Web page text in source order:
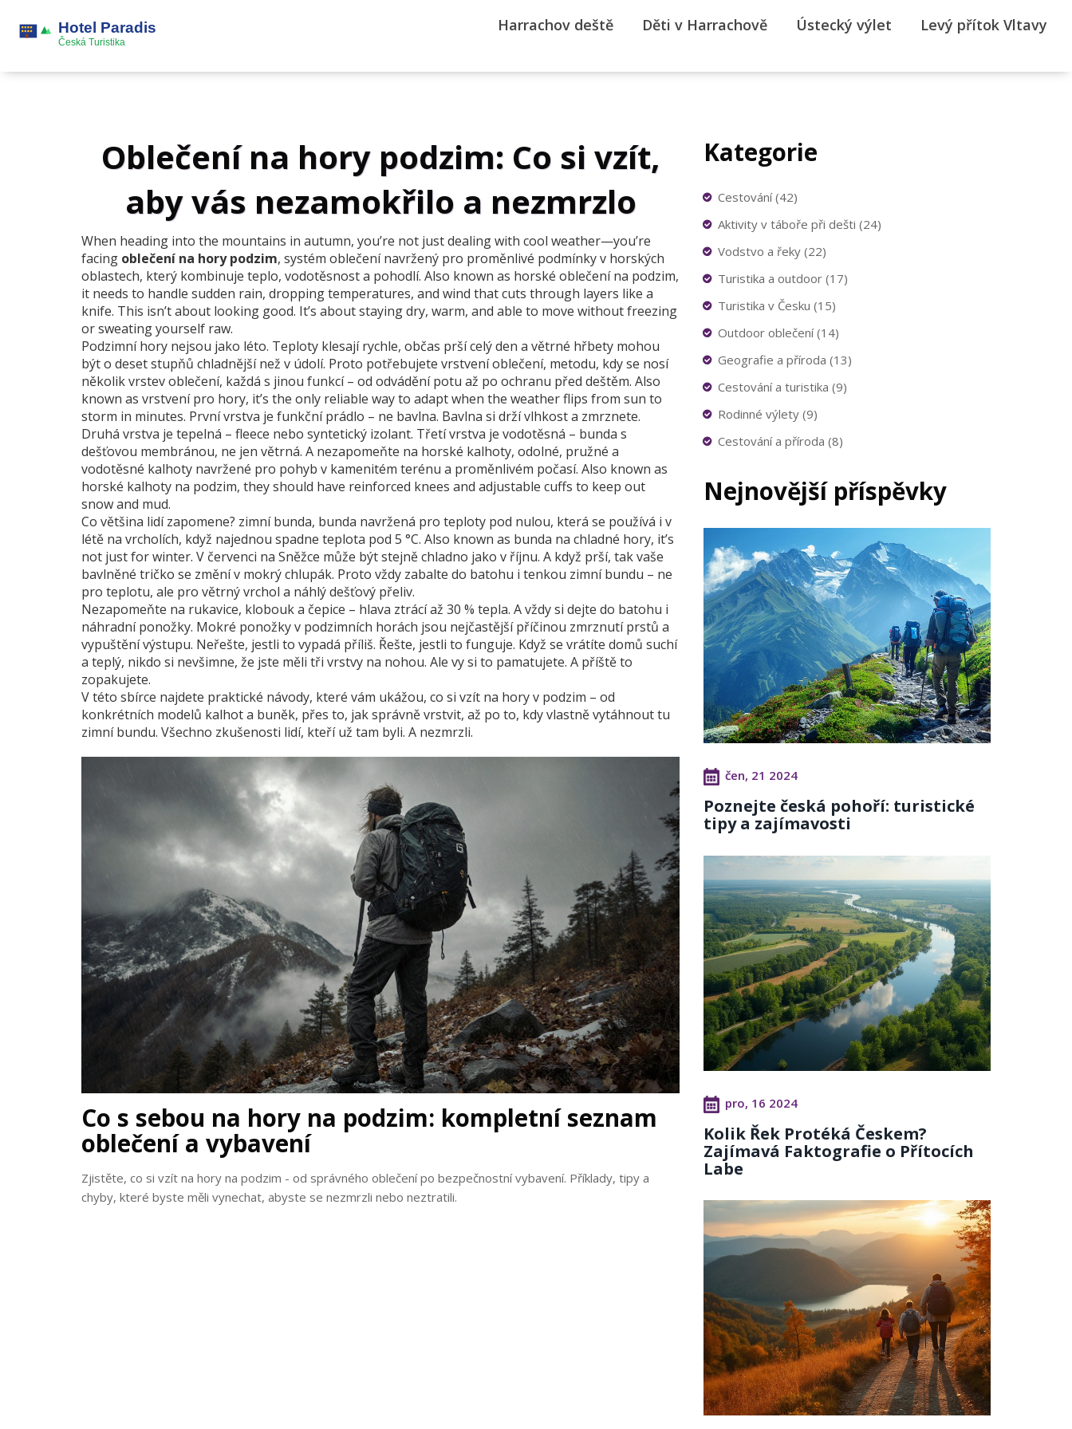
Harrachov deště Děti v Harrachově Ústecký výlet Levý přítok Vltavy
Oblečení na hory podzim: Co si vzít,
aby vás nezamokřilo a nezmrzlo
When heading into the mountains in autumn, you’re not just dealing with cool weather—you’re
facing oblečení na hory podzim, systém oblečení navržený pro proměnlivé podmínky v horských
oblastech, který kombinuje teplo, vodotěsnost a pohodlí. Also known as horské oblečení na podzim,
it needs to handle sudden rain, dropping temperatures, and wind that cuts through layers like a
knife. This isn’t about looking good. It’s about staying dry, warm, and able to move without freezing
or sweating yourself raw.
Podzimní hory nejsou jako léto. Teploty klesají rychle, občas prší celý den a větrné hřbety mohou
být o deset stupňů chladnější než v údolí. Proto potřebujete vrstvení oblečení, metodu, kdy se nosí
několik vrstev oblečení, každá s jinou funkcí – od odvádění potu až po ochranu před deštěm. Also
known as vrstvení pro hory, it’s the only reliable way to adapt when the weather flips from sun to
storm in minutes. První vrstva je funkční prádlo – ne bavlna. Bavlna si drží vlhkost a zmrznete.
Druhá vrstva je tepelná – fleece nebo syntetický izolant. Třetí vrstva je vodotěsná – bunda s
dešťovou membránou, ne jen větrná. A nezapomeňte na horské kalhoty, odolné, pružné a
vodotěsné kalhoty navržené pro pohyb v kamenitém terénu a proměnlivém počasí. Also known as
horské kalhoty na podzim, they should have reinforced knees and adjustable cuffs to keep out
snow and mud.
Co většina lidí zapomene? zimní bunda, bunda navržená pro teploty pod nulou, která se používá i v
létě na vrcholích, když najednou spadne teplota pod 5 °C. Also known as bunda na chladné hory, it’s
not just for winter. V červenci na Sněžce může být stejně chladno jako v říjnu. A když prší, tak vaše
bavlněné tričko se změní v mokrý chlupák. Proto vždy zabalte do batohu i tenkou zimní bundu – ne
pro teplotu, ale pro větrný vrchol a náhlý dešťový přeliv.
Nezapomeňte na rukavice, klobouk a čepice – hlava ztrácí až 30 % tepla. A vždy si dejte do batohu i
náhradní ponožky. Mokré ponožky v podzimních horách jsou nejčastější příčinou zmrznutí prstů a
vypuštění výstupu. Neřešte, jestli to vypadá příliš. Řešte, jestli to funguje. Když se vrátíte domů suchí
a teplý, nikdo si nevšimne, že jste měli tři vrstvy na nohou. Ale vy si to pamatujete. A příště to
zopakujete.
V této sbírce najdete praktické návody, které vám ukážou, co si vzít na hory v podzim – od
konkrétních modelů kalhot a buněk, přes to, jak správně vrstvit, až po to, kdy vlastně vytáhnout tu
zimní bundu. Všechno zkušenosti lidí, kteří už tam byli. A nezmrzli.
Co s sebou na hory na podzim: kompletní seznam
oblečení a vybavení
Zjistěte, co si vzít na hory na podzim - od správného oblečení po bezpečnostní vybavení. Příklady, tipy a
chyby, které byste měli vynechat, abyste se nezmrzli nebo neztratili.
Kategorie
Cestování(42)
Aktivity v táboře při dešti (24)
Vodstvo a řeky (22)
Turistika a outdoor (17)
Turistika v Česku (15)
Outdoor oblečení(14)
Geografie a příroda (13)
Cestování a turistika (9)
Rodinné výlety (9)
Cestování a příroda (8)
Nejnovější příspěvky
čen, 21 2024
Poznejte česká pohoří: turistické
tipy a zajímavosti
pro, 16 2024
Kolik Řek Protéká Českem?
Zajímavá Faktografie o Přítocích
Labe